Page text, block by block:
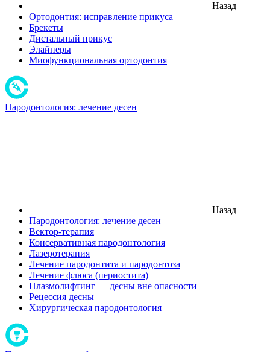
Назад
Ортодонтия: исправление прикуса
Брекеты
Дистальный прикус
Элайнеры
Миофункциональная ортодонтия
Пародонтология: лечение десен
Назад
Пародонтология: лечение десен
Вектор-терапия
Консервативная пародонтология
Лазеротерапия
Лечение пародонтита и пародонтоза
Лечение флюса (периостита)
Плазмолифтинг — десны вне опасности
Рецессия десны
Хирургическая пародонтология